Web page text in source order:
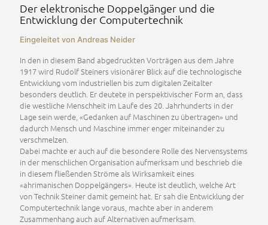
Der elektronische Doppelgänger und die
Entwicklung der Computertechnik
Eingeleitet von Andreas Neider
In den in diesem Band abgedruckten Vorträgen aus dem Jahre
1917 wird Rudolf Steiners visionärer Blick auf die technologische
Entwicklung vom industriellen bis zum digitalen Zeitalter
besonders deutlich. Er deutete in perspektivischer Form an, dass
die westliche Menschheit im Laufe des 20. Jahrhunderts in der
Lage sein werde, «Gedanken auf Maschinen zu übertragen» und
dadurch Mensch und Maschine immer enger miteinander zu
verschmelzen.
Dabei machte er auch auf die besondere Rolle des Nervensystems
in der menschlichen Organisation aufmerksam und beschrieb die
in diesem fließenden Ströme als Wirksamkeit eines
«ahrimanischen Doppelgängers». Heute ist deutlich, welche Art
von Technik Steiner damit gemeint hat. Er sah die Entwicklung der
Computertechnik lange voraus, machte aber in anderem
Zusammenhang auch auf Alternativen aufmerksam.